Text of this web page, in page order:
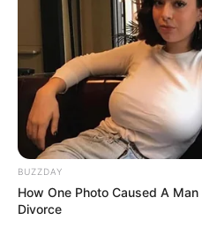
BUZZDAY
How One Photo Caused A
Divorce